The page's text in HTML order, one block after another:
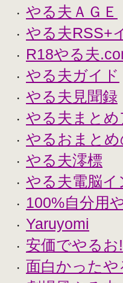
・ やる夫ＡＧＥ
・ やる夫RSS+
・ R18やる夫
・ やる夫ガイド
・ やる夫見聞録
・ やる夫まとめ
・ やるおまと
・ やる夫澪標
・ やる夫電脳イ
・ 100%自分用
・ Yaruyomi
・ 安価でやるお!
・ 面白かった